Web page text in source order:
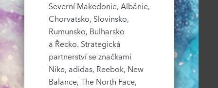
Severní Makedonie, Albánie,
Chorvatsko, Slovinsko,
Rumunsko, Bulharsko
a Řecko. Strategická
partnerství se značkami
Nike, adidas, Reebok, New
Balance, The North Face,